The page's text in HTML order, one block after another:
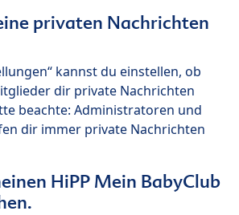
privaten Nachrichten
kannst du einstellen, ob
dir private Nachrichten
beachte: Administratoren und
dir immer private Nachrichten
HiPP Mein BabyClub